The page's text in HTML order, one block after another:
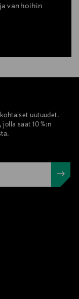
vanhoihin
uutuudet.
saat 10 %:n